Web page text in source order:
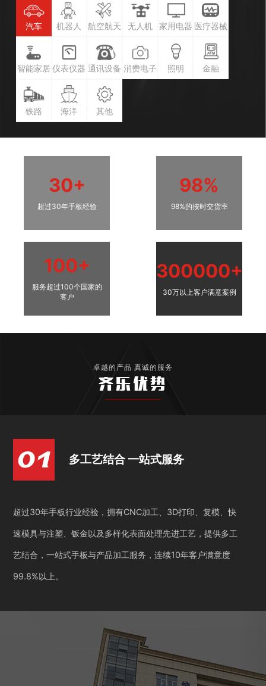
汽车 机器人 航空航天 无人机 家用电器 医疗器械
智能家居 仪表仪器 通讯设备 消费电子 照明 金融
铁路 海洋 其他
30+
超过30年手板经验
98%
98%的按时交货率
100+
服务超过100个国家的
客户
300000+
30万以上客户满意案例
卓越的产品 真诚的服务
齐乐优势
多工艺结合 一站式服务
超过30年手板行业经验，拥有CNC加工、3D打印、复模、快
速模具与注塑、钣金以及多样化表面处理先进工艺，提供多工
艺结合，一站式手板与产品加工服务，连续10年客户满意度
99.8%以上。